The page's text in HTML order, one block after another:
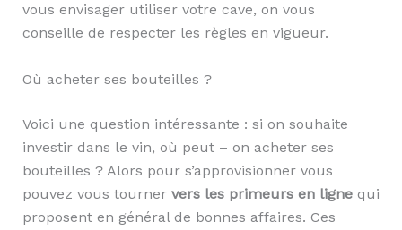
vous envisager utiliser votre cave, on vous
conseille de respecter les règles en vigueur.
Où acheter ses bouteilles ?
Voici une question intéressante : si on souhaite
investir dans le vin, où peut – on acheter ses
bouteilles ? Alors pour s’approvisionner vous
pouvez vous tourner vers les primeurs en ligne qui
proposent en général de bonnes affaires. Ces